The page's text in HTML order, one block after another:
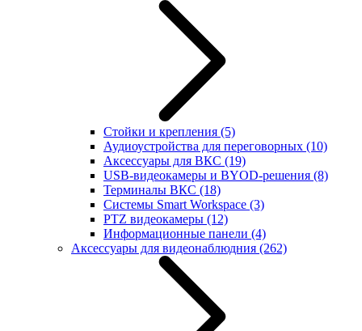
Стойки и крепления (5)
Аудиоустройства для переговорных (10)
Аксессуары для ВКС (19)
USB-видеокамеры и BYOD-решения (8)
Терминалы ВКС (18)
Системы Smart Workspace (3)
PTZ видеокамеры (12)
Информационные панели (4)
Аксессуары для видеонаблюдния (262)